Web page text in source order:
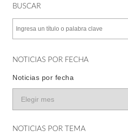
BUSCAR
NOTICIAS POR FECHA
Noticias por fecha
NOTICIAS POR TEMA